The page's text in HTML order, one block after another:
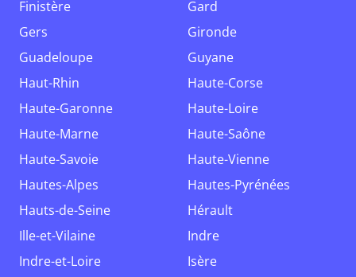
Finistère
Gard
Gers
Gironde
Guadeloupe
Guyane
Haut-Rhin
Haute-Corse
Haute-Garonne
Haute-Loire
Haute-Marne
Haute-Saône
Haute-Savoie
Haute-Vienne
Hautes-Alpes
Hautes-Pyrénées
Hauts-de-Seine
Hérault
Ille-et-Vilaine
Indre
Indre-et-Loire
Isère